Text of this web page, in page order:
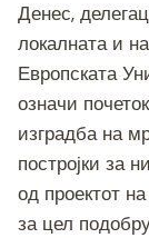
c
e
b
o
o
k
Денес,
локалната и
Европската
означи
изградба на
постројки за
од проектот
за цел